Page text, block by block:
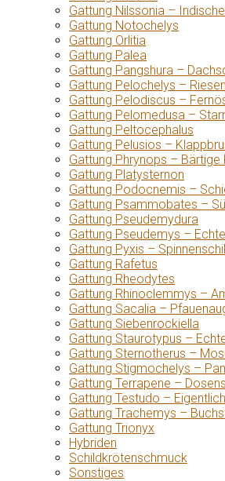
Gattung Nilssonia –
Gattung Notochelys
Gattung Orlitia
Gattung Palea
Gattung Pangshura –
Gattung Pelochelys –
Gattung Pelodiscus –
Gattung Pelomedusa –
Gattung Peltocephalus
Gattung Pelusios –
Gattung Phrynops –
Gattung Platysternon
Gattung Podocnemis –
Gattung Psammobates –
Gattung Pseudemydura
Gattung Pseudemys –
Gattung Pyxis –
Gattung Rafetus
Gattung Rheodytes
Gattung Rhinoclemmys –
Gattung Sacalia –
Gattung Siebenrockiella
Gattung Staurotypus –
Gattung Sternotherus –
Gattung Stigmochelys –
Gattung Terrapene –
Gattung Testudo –
Gattung Trachemys –
Gattung Trionyx
Hybriden
Schildkrötenschmuck
Sonstiges